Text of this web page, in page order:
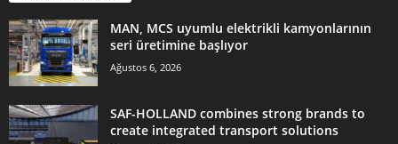
MAN, MCS uyumlu elektrikli kamyonlarının
seri üretimine başlıyor
Ağustos 6, 2026
SAF-HOLLAND combines strong brands to
create integrated transport solutions